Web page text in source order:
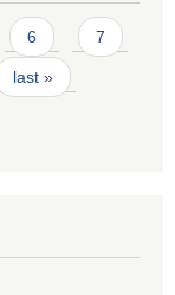
6 7
last »